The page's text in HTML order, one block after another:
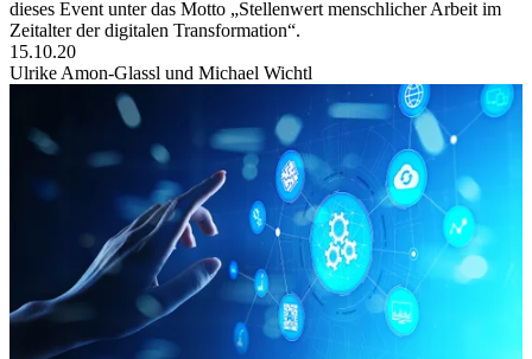
dieses Event unter das Motto „Stellenwert menschlicher Arbeit im
Zeitalter der digitalen Transformation“.
15.10.20
Ulrike Amon-Glassl und Michael Wichtl